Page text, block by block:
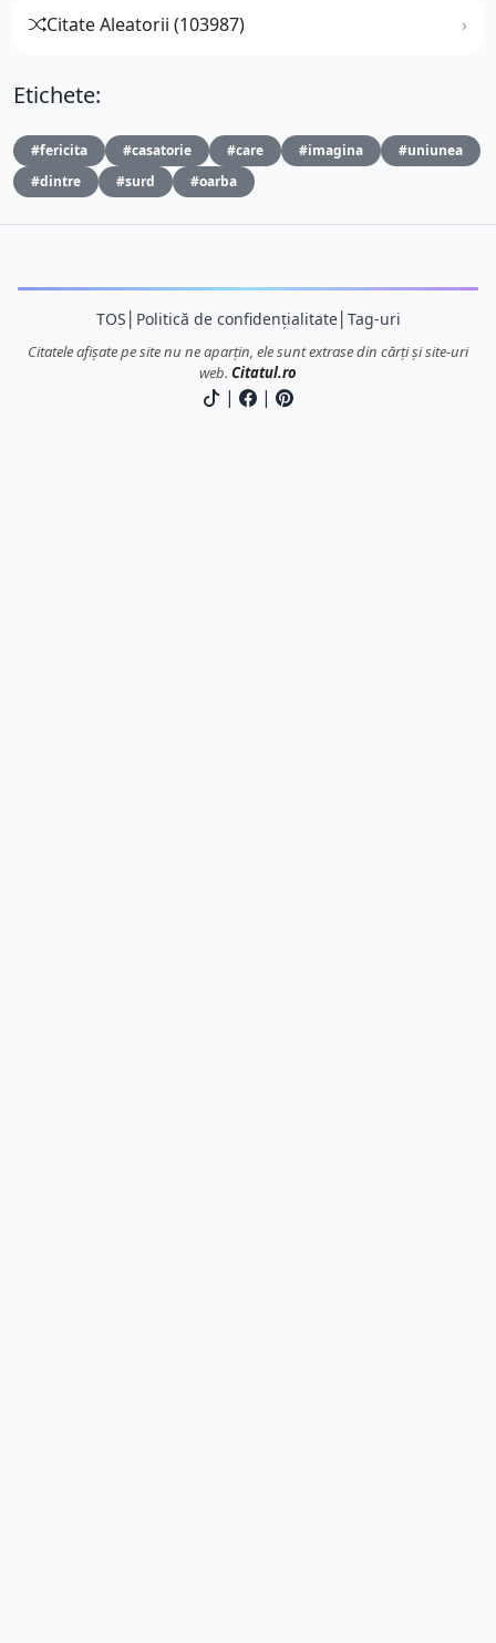
Citate Aleatorii (103987)
Etichete:
#fericita #casatorie #care #imagina
#uniunea
#dintre
#surd #oarba
TOS Politică de confidențialitate│ Tag-uri
Citatele afișate pe site nu ne aparțin, ele sunt extrase din cărți și site-uri
web. Citatul.ro
| |